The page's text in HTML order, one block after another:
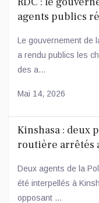
agents publics
Le gouvernement de
a rendu publics les
des a...
Mai 14, 2026
Kinshasa : deux
routière arrêtés
Deux agents de la
été interpellés à
opposant ...